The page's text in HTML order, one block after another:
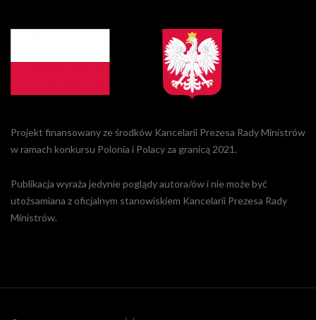
Projekt finansowany ze środków Kancelarii Prezesa Rady Ministrów
w ramach konkursu Polonia i Polacy za granicą 2021.
Publikacja wyraża jedynie poglądy autora/ów i nie może być
utożsamiana z oficjalnym stanowiskiem Kancelarii Prezesa Rady
Ministrów.